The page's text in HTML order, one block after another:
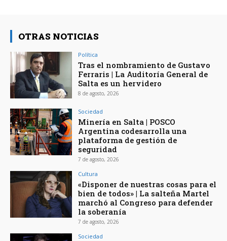
OTRAS NOTICIAS
Política
Tras el nombramiento de Gustavo
Ferraris | La Auditoría General de
Salta es un hervidero
8 de agosto, 2026
Sociedad
Minería en Salta | POSCO
Argentina codesarrolla una
plataforma de gestión de
seguridad
7 de agosto, 2026
Cultura
«Disponer de nuestras cosas para el
bien de todos» | La salteña Martel
marchó al Congreso para defender
la soberanía
7 de agosto, 2026
Sociedad